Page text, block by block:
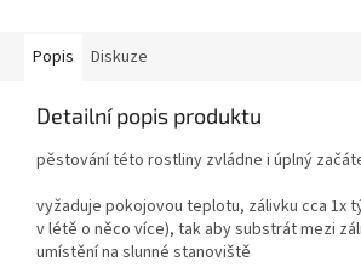
Popis Diskuze
Detailní popis produktu
pěstování této rostliny zvládne i úplný
vyžaduje pokojovou teplotu, zálivku cca 1x
v létě o něco více), tak aby substrát mezi
umístění na slunné stanoviště